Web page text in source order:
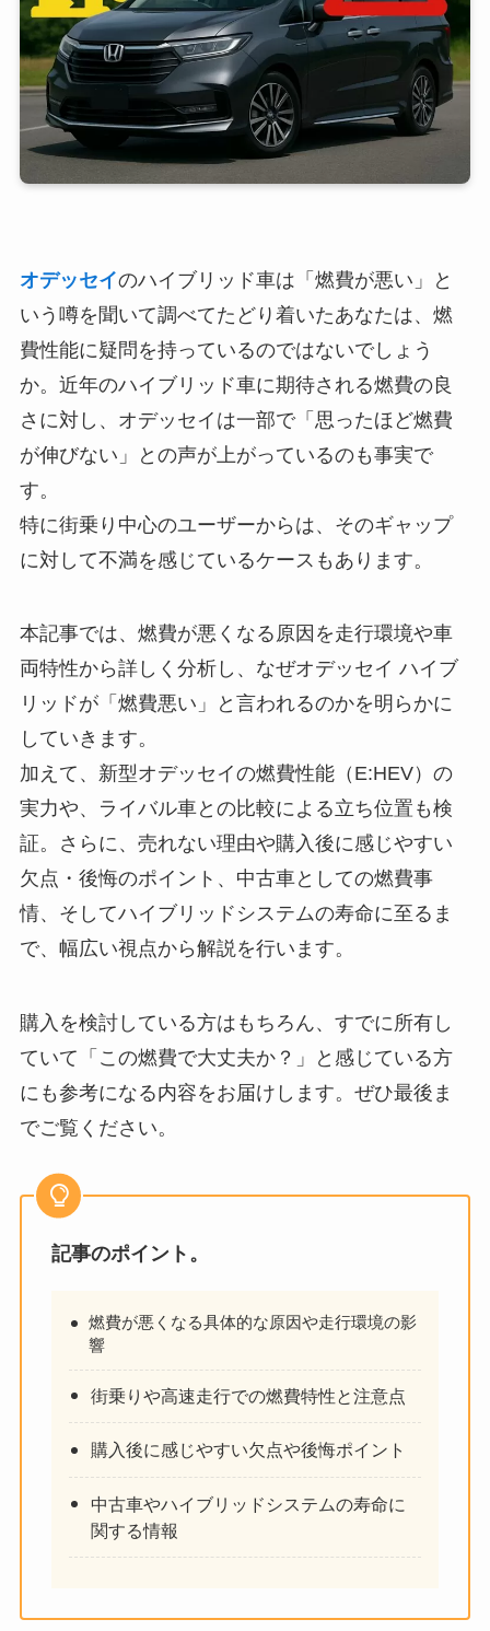
オデッセイのハイブリッド車は「燃費が悪い」と
いう噂を聞いて調べてたどり着いたあなたは、燃
費性能に疑問を持っているのではないでしょう
か。近年のハイブリッド車に期待される燃費の良
さに対し、オデッセイは一部で「思ったほど燃費
が伸びない」との声が上がっているのも事実で
す。
特に街乗り中心のユーザーからは、そのギャップ
に対して不満を感じているケースもあります。
本記事では、燃費が悪くなる原因を走行環境や車
両特性から詳しく分析し、なぜオデッセイ ハイブ
リッドが「燃費悪い」と言われるのかを明らかに
していきます。
加えて、新型オデッセイの燃費性能（E:HEV）の
実力や、ライバル車との比較による立ち位置も検
証。さらに、売れない理由や購入後に感じやすい
欠点・後悔のポイント、中古車としての燃費事
情、そしてハイブリッドシステムの寿命に至るま
で、幅広い視点から解説を行います。
購入を検討している方はもちろん、すでに所有し
ていて「この燃費で大丈夫か？」と感じている方
にも参考になる内容をお届けします。ぜひ最後ま
でご覧ください。
記事のポイント。
燃費が悪くなる具体的な原因や走行環境の影
響
街乗りや高速走行での燃費特性と注意点
購入後に感じやすい欠点や後悔ポイント
中古車やハイブリッドシステムの寿命に
関する情報